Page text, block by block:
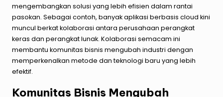
mengembangkan solusi yang lebih efisien dalam rantai
pasokan. Sebagai contoh, banyak aplikasi berbasis cloud kini
muncul berkat kolaborasi antara perusahaan perangkat
keras dan perangkat lunak. Kolaborasi semacam ini
membantu komunitas bisnis mengubah industri dengan
memperkenalkan metode dan teknologi baru yang lebih
efektif.
Komunitas Bisnis Mengubah